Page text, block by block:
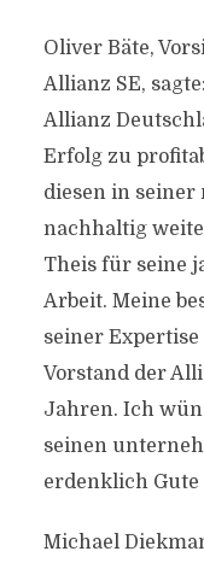
Oliver Bäte,
Allianz SE,
Allianz
Erfolg zu
diesen in
nachhaltig
Theis für seine
Arbeit. Meine
seiner
Vorstand der
Jahren. Ich
seinen
erdenklich
Michael